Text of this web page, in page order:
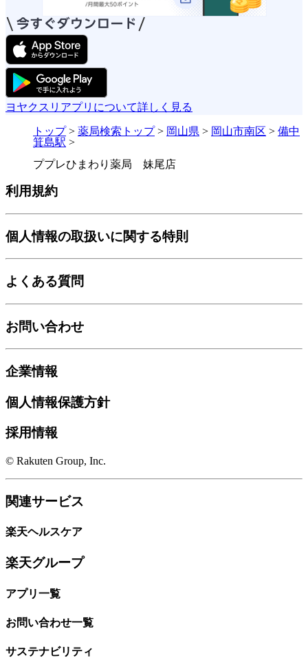
ヨヤクスリアプリについて詳しく見る
トップ> 薬局検索トップ> 岡山県 > 岡山市南区 > 備中
箕島駅 >
ププレひまわり薬局 妹尾店
利用規約
個人情報の取扱いに関する特則
よくある質問
お問い合わせ
企業情報
個人情報保護方針
採用情報
© Rakuten Group, Inc.
関連サービス
楽天ヘルスケア
楽天グループ
アプリ一覧
お問い合わせ一覧
サステナビリティ